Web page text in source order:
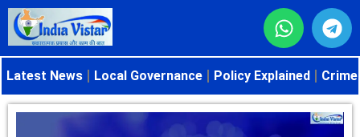
Latest News Local Governance Policy Explained